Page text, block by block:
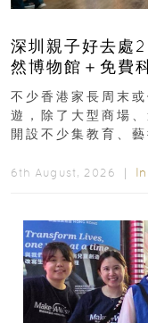
深圳親子好去處
然博物館＋免費
齡、交通、門票
不少香港家長周末
遊，除了大型商場
開設不少集教育、
6th August, 2026 ｜ In